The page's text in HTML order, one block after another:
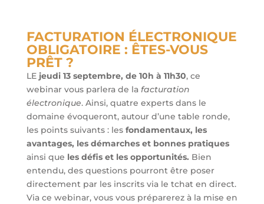
FACTURATION ÉLECTRONIQUE
OBLIGATOIRE : ÊTES-VOUS
PRÊT ?
LEjeudi 13 septembre, de 10h à 11h30, ce
webinar vous parlera de la facturation
électronique. Ainsi, quatre experts dans le
domaine évoqueront, autour d’une table ronde,
les points suivants : lesfondamentaux, les
avantages, les démarches et bonnes pratiques
ainsi que les défis et les opportunités. Bien
entendu, des questions pourront être poser
directement par les inscrits via le tchat en direct.
Via ce webinar, vous vous préparerez à la mise en